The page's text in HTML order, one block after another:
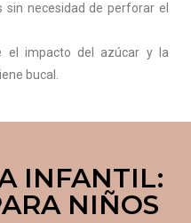
sin necesidad de perforar el
el impacto del azúcar y la
bucal.
INFANTIL:
NIÑOS